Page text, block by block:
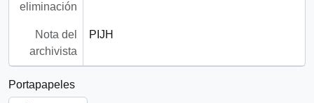
eliminación
Nota del
archivista
PIJH
Portapapeles